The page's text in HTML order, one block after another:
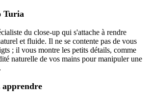
Turia
du close-up qui s'attache à rendre
et fluide. Il ne se contente pas de vous
; il vous montre les petits détails, comme
naturelle de vos mains pour manipuler une
apprendre